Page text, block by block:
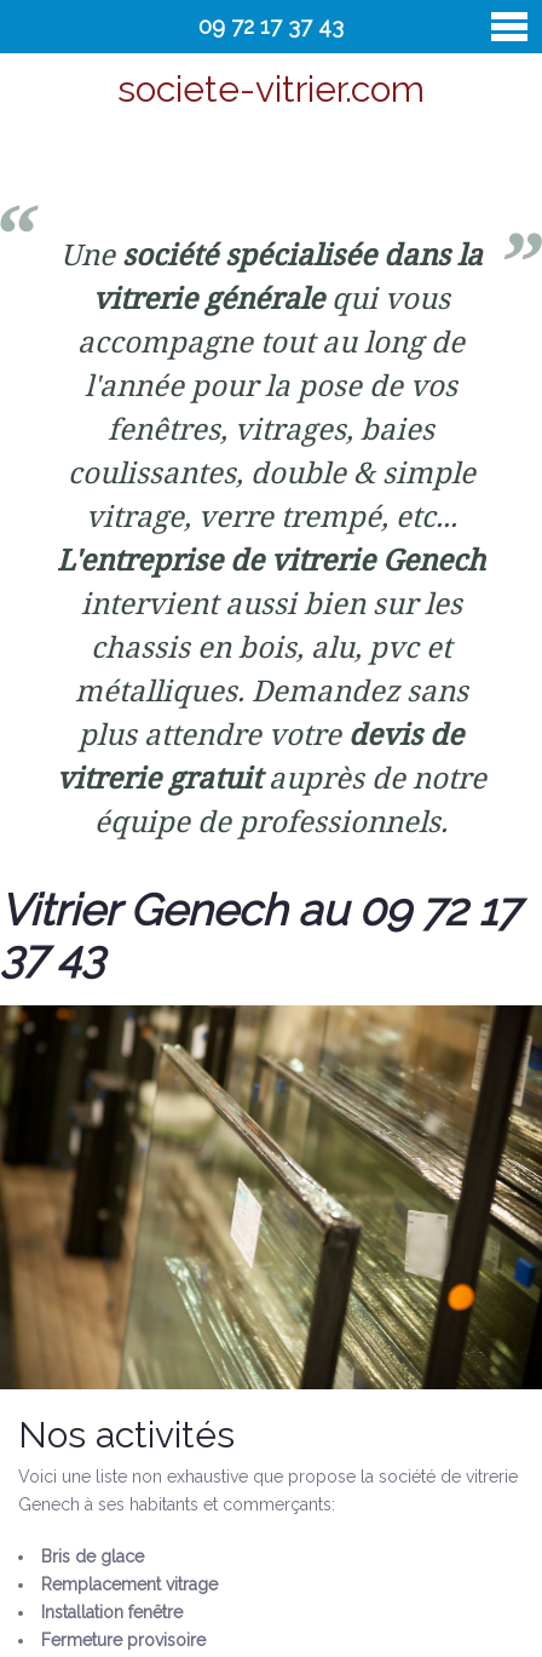
09 72 17 37 43
societe-vitrier.com
Unesociété spécialisée dans la
vitrerie généralequi vous
accompagne tout au long de
l'année pour la pose de vos
fenêtres, vitrages, baies
coulissantes, double & simple
vitrage, verre trempé, etc...
L'entreprise de vitrerie Genech
intervient aussi bien sur les
chassis en bois, alu, pvc et
métalliques. Demandez sans
plus attendre votre devis de
vitrerie gratuitauprès de notre
équipe de professionnels.
Vitrier Genech au 09 72 17
37 43
Nos activités
Voici une liste non exhaustive que propose la société de vitrerie
Genech à ses habitants et commerçants:
Bris de glace
Remplacement vitrage
Installation fenêtre
Fermeture provisoire